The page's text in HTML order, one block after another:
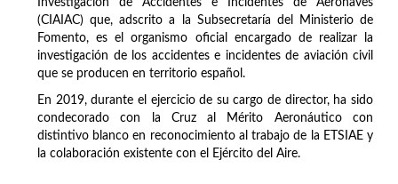
Investigación de Accidentes e Incidentes de Aeronaves
(CIAIAC) que, adscrito a la Subsecretaría del Ministerio de
Fomento, es el organismo oficial encargado de realizar la
investigación de los accidentes e incidentes de aviación civil
que se producen en territorio español.
En 2019, durante el ejercicio de su cargo de director, ha sido
condecorado con la Cruz al Mérito Aeronáutico con
distintivo blanco en reconocimiento al trabajo de la ETSIAE y
la colaboración existente con el Ejército del Aire.